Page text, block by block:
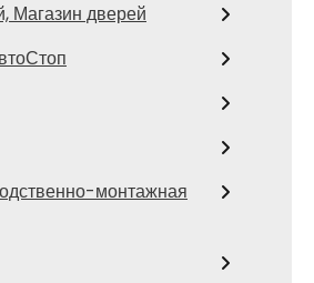
Магазин дверей
монтажная